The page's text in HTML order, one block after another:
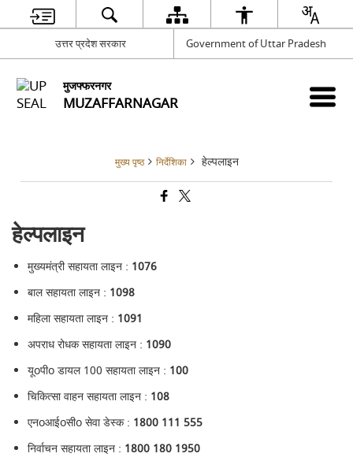
उत्तर प्रदेश सरकार Government of Uttar Pradesh
मुजफ्फरनगर
MUZAFFARNAGAR
मुख्य पृष्ठ निर्देशिका हेल्पलाइन
हेल्पलाइन
मुख्यमंत्री सहायता लाइन : 1076
बाल सहायता लाइन : 1098
महिला सहायता लाइन : 1091
अपराध रोधक सहायता लाइन : 1090
यूoपीo डायल 100 सहायता लाइन : 100
चिकित्सा वाहन सहायता लाइन : 108
एनoआईoसीo सेवा डेस्क : 1800 111 555
निर्वाचन सहायता लाइन : 1800 180 1950